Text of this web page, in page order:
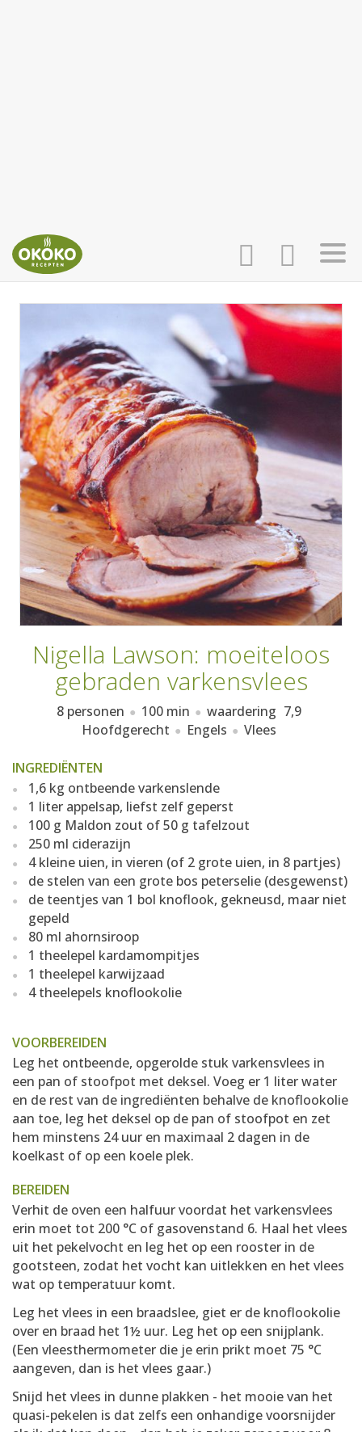
INLOGGEN
AANMELDEN
HOME
RECEPTEN
WEEKMENU'S
KOOKBOEKEN
Nigella Lawson: moeiteloos
gebraden varkensvlees
8 personen 100 min waardering 7,9
Hoofdgerecht
Engels Vlees
INGREDIËNTEN
1,6 kg ontbeende varkenslende
1 liter appelsap, liefst zelf geperst
100 g Maldon zout of 50 g tafelzout
250 ml ciderazijn
4 kleine uien, in vieren (of 2 grote uien, in 8 partjes)
de stelen van een grote bos peterselie (desgewenst)
de teentjes van 1 bol knoflook, gekneusd, maar niet
gepeld
80 ml ahornsiroop
1 theelepel kardamompitjes
1 theelepel karwijzaad
4 theelepels knoflookolie
VOORBEREIDEN
Leg het ontbeende, opgerolde stuk varkensvlees in
een pan of stoofpot met deksel. Voeg er 1 liter water
en de rest van de ingrediënten behalve de knoflookolie
aan toe, leg het deksel op de pan of stoofpot en zet
hem minstens 24 uur en maximaal 2 dagen in de
koelkast of op een koele plek.
BEREIDEN
Verhit de oven een halfuur voordat het varkensvlees
erin moet tot 200 °C of gasovenstand 6. Haal het vlees
uit het pekelvocht en leg het op een rooster in de
gootsteen, zodat het vocht kan uitlekken en het vlees
wat op temperatuur komt.
Leg het vlees in een braadslee, giet er de knoflookolie
over en braad het 1½ uur. Leg het op een snijplank.
(Een vleesthermometer die je erin prikt moet 75 °C
aangeven, dan is het vlees gaar.)
Snijd het vlees in dunne plakken - het mooie van het
quasi-pekelen is dat zelfs een onhandige voorsnijder